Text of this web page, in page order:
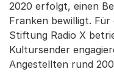
2020 erfolgt, einen
Franken bewilligt.
Stiftung Radio X
Kultursender
Angestellten rund